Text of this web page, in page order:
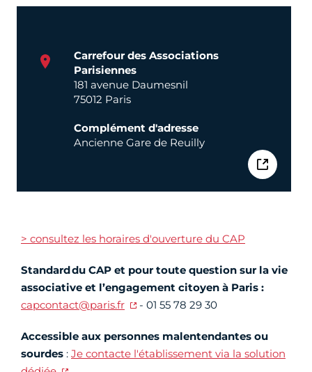
Carrefour des Associations
Parisiennes
181 avenue Daumesnil
75012 Paris
Complément d'adresse
Ancienne Gare de Reuilly
> consultez les horaires d'ouverture du CAP
Standard du CAP et pour toute question sur la vie
associative et l’engagement citoyen à Paris :
capcontact@paris.fr
- 01 55 78 29 30
Accessible aux personnes malentendantes ou
sourdes : Je contacte l'établissement via la solution